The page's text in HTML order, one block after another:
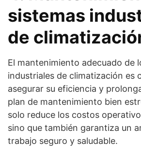
sistemas
de
El mantenimiento adecuado de
industriales de climatización es
asegurar su eficiencia y
plan de mantenimiento bien
solo reduce los costos
sino que también garantiza un
trabajo seguro y saludable.